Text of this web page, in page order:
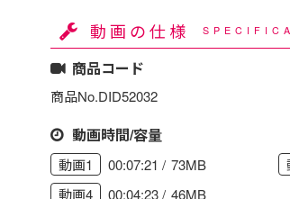
動画の仕様
商品コード
商品No.DID52032
動画時間/容量
動画1 00:07:21 73MB
動画4
00:04:23 46MB